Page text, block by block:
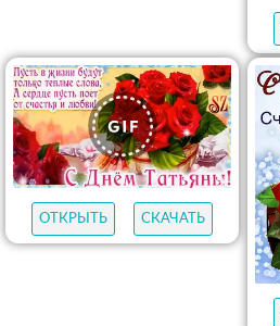
ОТКРЫТЬ СКАЧАТЬ